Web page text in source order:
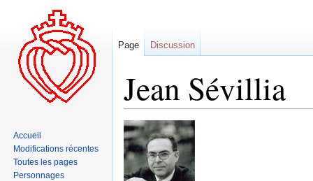
Jean Sévillia
Aller
à
la
navigation
Aller
à
la
recherche
Page Discussion
Accueil
Modifications récentes
Toutes les pages
Personnages